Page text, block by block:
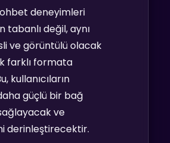
deneyimleri
tabanlı değil, aynı
ve görüntülü olacak
farklı formata
kullanıcıların
güçlü bir bağ
ve
derinleştirecektir.